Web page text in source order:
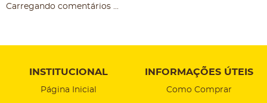
Carregando comentários ...
INSTITUCIONAL
Página Inicial
INFORMAÇÕES ÚTEIS
Como Comprar